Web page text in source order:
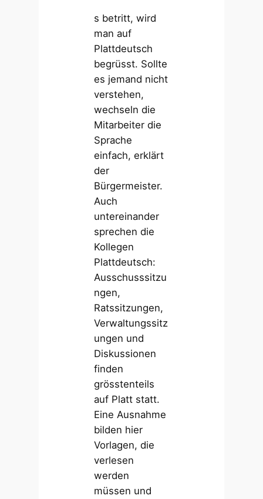
s betritt, wird
man auf
Plattdeutsch
begrüsst. Sollte
es jemand nicht
verstehen,
wechseln die
Mitarbeiter die
Sprache
einfach, erklärt
der
Bürgermeister.
Auch
untereinander
sprechen die
Kollegen
Plattdeutsch:
Ausschusssitzu
ngen,
Ratssitzungen,
Verwaltungssitz
ungen und
Diskussionen
finden
grösstenteils
auf Platt statt.
Eine Ausnahme
bilden hier
Vorlagen, die
verlesen
werden
müssen und